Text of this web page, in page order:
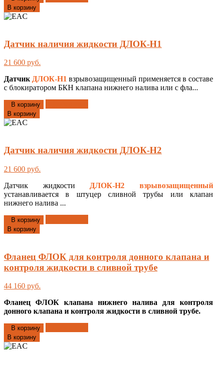
В корзину
Датчик наличия жидкости ДЛОК-Н1
21 600 руб.
Датчик ДЛОК-Н1 взрывозащищенный применяется в составе
с блокиратором БКН клапана нижнего налива или с фла...
В корзину
В корзину
Датчик наличия жидкости ДЛОК-Н2
21 600 руб.
Датчик жидкости ДЛОК-Н2
взрывозащищенный
устанавливается в штуцер сливной трубы или клапан
нижнего налива ...
В корзину
В корзину
Фланец ФЛОК для контроля донного клапана и
контроля жидкости в сливной трубе
44 160 руб.
Фланец ФЛОК клапана нижнего налива для контроля
донного клапана и контроля жидкости в сливной трубе.
В корзину
В корзину